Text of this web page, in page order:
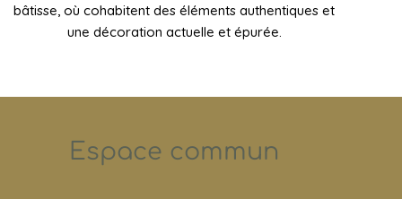
bâtisse, où cohabitent des éléments authentiques et
une décoration actuelle et épurée.
Espace commun